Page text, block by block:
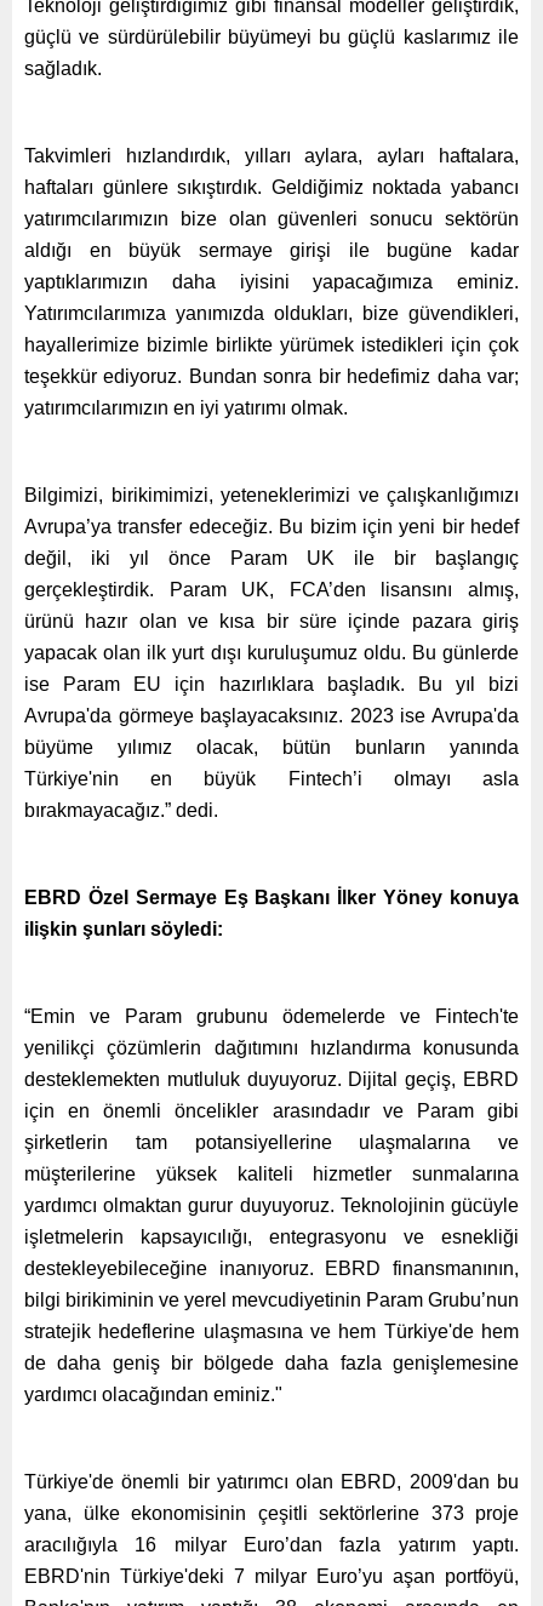
Teknoloji geliştirdiğimiz gibi finansal modeller geliştirdik,
güçlü ve sürdürülebilir büyümeyi bu güçlü kaslarımız ile
sağladık.
Takvimleri hızlandırdık, yılları aylara, ayları haftalara,
haftaları günlere sıkıştırdık. Geldiğimiz noktada yabancı
yatırımcılarımızın bize olan güvenleri sonucu sektörün
aldığı en büyük sermaye girişi ile bugüne kadar
yaptıklarımızın daha iyisini yapacağımıza eminiz.
Yatırımcılarımıza yanımızda oldukları, bize güvendikleri,
hayallerimize bizimle birlikte yürümek istedikleri için çok
teşekkür ediyoruz. Bundan sonra bir hedefimiz daha var;
yatırımcılarımızın en iyi yatırımı olmak.
Bilgimizi, birikimimizi, yeteneklerimizi ve çalışkanlığımızı
Avrupa’ya transfer edeceğiz. Bu bizim için yeni bir hedef
değil, iki yıl önce Param UK ile bir başlangıç
gerçekleştirdik. Param UK, FCA’den lisansını almış,
ürünü hazır olan ve kısa bir süre içinde pazara giriş
yapacak olan ilk yurt dışı kuruluşumuz oldu. Bu günlerde
ise Param EU için hazırlıklara başladık. Bu yıl bizi
Avrupa'da görmeye başlayacaksınız. 2023 ise Avrupa'da
büyüme yılımız olacak, bütün bunların yanında
Türkiye'nin en büyük Fintech’i olmayı asla
bırakmayacağız.” dedi.
EBRD Özel Sermaye Eş Başkanı İlker Yöney konuya
ilişkin şunları söyledi:
“Emin ve Param grubunu ödemelerde ve Fintech'te
yenilikçi çözümlerin dağıtımını hızlandırma konusunda
desteklemekten mutluluk duyuyoruz. Dijital geçiş, EBRD
için en önemli öncelikler arasındadır ve Param gibi
şirketlerin tam potansiyellerine ulaşmalarına ve
müşterilerine yüksek kaliteli hizmetler sunmalarına
yardımcı olmaktan gurur duyuyoruz. Teknolojinin gücüyle
işletmelerin kapsayıcılığı, entegrasyonu ve esnekliği
destekleyebileceğine inanıyoruz. EBRD finansmanının,
bilgi birikiminin ve yerel mevcudiyetinin Param Grubu’nun
stratejik hedeflerine ulaşmasına ve hem Türkiye'de hem
de daha geniş bir bölgede daha fazla genişlemesine
yardımcı olacağından eminiz."
Türkiye'de önemli bir yatırımcı olan EBRD, 2009'dan bu
yana, ülke ekonomisinin çeşitli sektörlerine 373 proje
aracılığıyla 16 milyar Euro’dan fazla yatırım yaptı.
EBRD'nin Türkiye'deki 7 milyar Euro’yu aşan portföyü,